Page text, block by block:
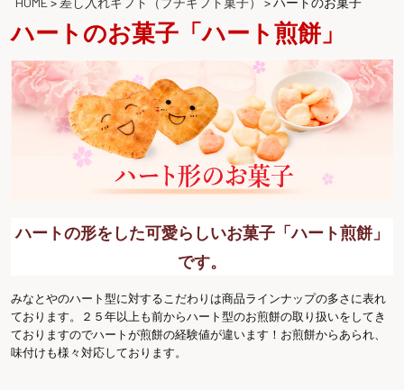
ハートのお菓子「ハート煎餅」
ハートの形をした可愛らしいお菓子「ハート煎餅」
です。
みなとやのハート型に対するこだわりは商品ラインナップの多さに表れ
ております。２５年以上も前からハート型のお煎餅の取り扱いをしてき
ておりますのでハートが煎餅の経験値が違います！お煎餅からあられ、
味付けも様々対応しております。